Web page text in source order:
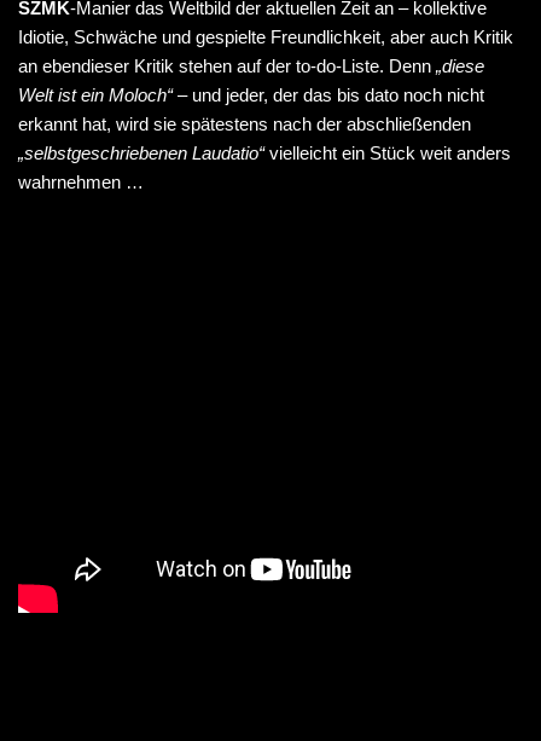
SZMK-Manier das Weltbild der aktuellen Zeit an – kollektive
Idiotie, Schwäche und gespielte Freundlichkeit, aber auch Kritik
an ebendieser Kritik stehen auf der to-do-Liste. Denn „diese
Welt ist ein Moloch“– und jeder, der das bis dato noch nicht
erkannt hat, wird sie spätestens nach der abschließenden
„selbstgeschriebenen Laudatio“vielleicht ein Stück weit anders
wahrnehmen …